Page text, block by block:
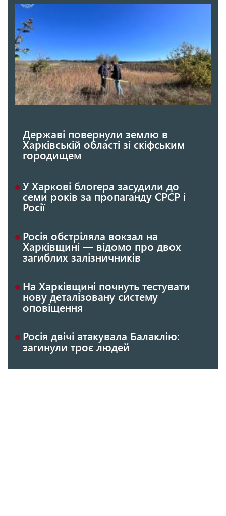
Державі повернули землю в
Харківській області зі скіфським
городищем
У Харкові блогера засудили до
семи років за пропаганду СРСР і
Росії
Росія обстріляла вокзал на
Харківщині — відомо про двох
загиблих залізничників
На Харківщині почнуть тестувати
нову деталізовану систему
оповіщення
Росія двічі атакувала Балаклію:
загинули троє людей